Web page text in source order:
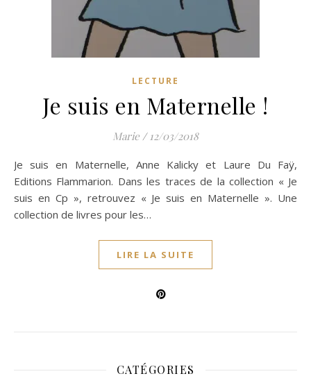
LECTURE
Je suis en Maternelle !
Marie / 12/03/2018
Je suis en Maternelle, Anne Kalicky et Laure Du Faÿ,
Editions Flammarion. Dans les traces de la collection « Je
suis en Cp », retrouvez « Je suis en Maternelle ». Une
collection de livres pour les…
LIRE LA SUITE
CATÉGORIES